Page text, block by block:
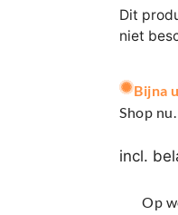
Dit
niet
A
t
e
Bijna
Shop
incl.
Op